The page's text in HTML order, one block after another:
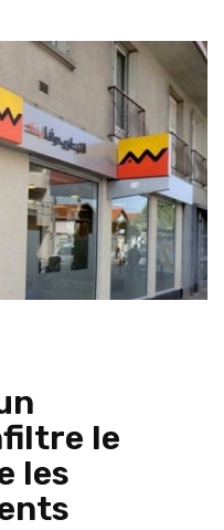
le
les